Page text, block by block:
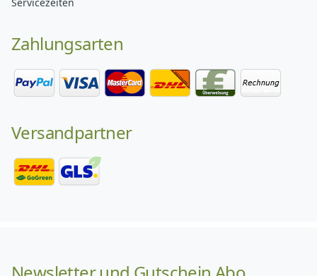
Zahlungsarten
Versandpartner